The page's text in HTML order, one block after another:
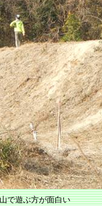
で遊ぶ方が面白い